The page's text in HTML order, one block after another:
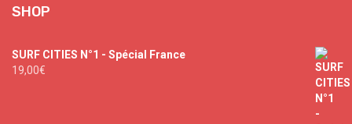
SHOP
SURF CITIES N°1 - Spécial France
19,00€